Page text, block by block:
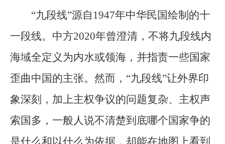
“九段线”源自1947年中华民国绘制的十
一段线。中方2020年曾澄清，不将九段线内
海域全定义为内水或领海，并指责一些国家
歪曲中国的主张。然而，“九段线”让外界印
象深刻，加上主权争议的问题复杂、主权声
索国多，一般人说不清楚到底哪个国家争的
是什么和以什么为依据，却能在地图上看到